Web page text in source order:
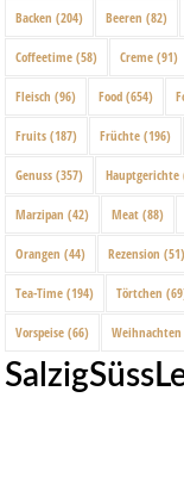
Backen (204) Beeren (82)
Coffeetime (58) Creme (91)
Fleisch (96) Food (654)
Fruits (187) Früchte (196)
Genuss (357) Hauptgerichte
Marzipan (42) Meat (88)
Orangen (44) Rezension (51)
Tea-Time (194) Törtchen
Vorspeise (66) Weihnachten